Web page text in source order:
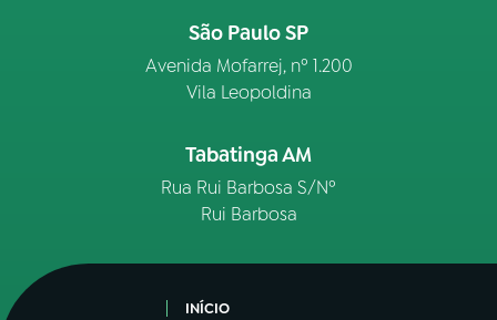
São Paulo SP
Avenida Mofarrej, nº 1.200
Vila Leopoldina
Tabatinga AM
Rua Rui Barbosa S/Nº
Rui Barbosa
INÍCIO